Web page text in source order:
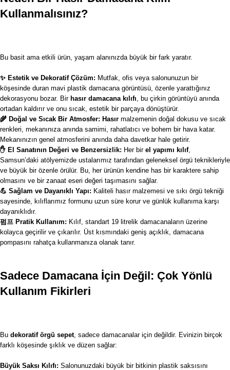
Kullanmalısınız?
Bu basit ama etkili ürün, yaşam alanınızda büyük bir fark yaratır.
✨ Estetik ve Dekoratif Çözüm: Mutfak, ofis veya salonunuzun bir
köşesinde duran mavi plastik damacana görüntüsü, özenle yarattığınız
dekorasyonu bozar. Bir hasır damacana kılıfı , bu çirkin görüntüyü anında
ortadan kaldırır ve onu sıcak, estetik bir parçaya dönüştürür.
🌾 Doğal ve Sıcak Bir Atmosfer: Hasır malzemenin doğal dokusu ve sıcak
renkleri, mekanınıza anında samimi, rahatlatıcı ve bohem bir hava katar.
Mekanınızın genel atmosferini anında daha davetkar hale getirir.
✋ El Sanatının Değeri ve Benzersizlik: Her bir el yapımı kılıf,
Samsun’daki atölyemizde ustalarımız tarafından geleneksel örgü teknikleriyle
ve büyük bir özenle örülür. Bu, her ürünün kendine has bir karaktere sahip
olmasını ve bir zanaat eseri değeri taşımasını sağlar.
💪 Sağlam ve Dayanıklı Yapı: Kaliteli hasır malzemesi ve sıkı örgü tekniği
sayesinde, kılıflarımız formunu uzun süre korur ve günlük kullanıma karşı
dayanıklıdır.
펌프 Pratik Kullanım: Kılıf, standart 19 litrelik damacanaların üzerine
kolayca geçirilir ve çıkarılır. Üst kısmındaki geniş açıklık, damacana
pompasını rahatça kullanmanıza olanak tanır.
Sadece Damacana İçin Değil: Çok Yönlü
Kullanım Fikirleri
Bu dekoratif örgü sepet, sadece damacanalar için değildir. Evinizin birçok
farklı köşesinde şıklık ve düzen sağlar:
Büyük Saksı Kılıfı: Salonunuzdaki büyük bir bitkinin plastik saksısını